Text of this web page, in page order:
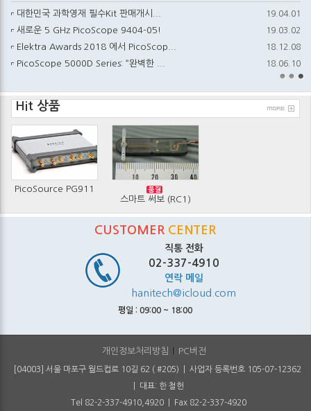
대한민국 과학영재 필수Kit 판매개시... 19.04.01
새로운 5 GHz PicoScope 9404-05! 19.03.02
Elektra Awards 2018 에서 PicoScop... 18.12.08
PicoScope 5000D Series: “완벽한 ... 18.06.10
Pico Technology, 최대 33 GHz 대역폭... 25.07.16
Pico Technology에서 25GHz 샘플러 ... 24.11.13
PicoScope 7: 향상된 성능 및 사용자...
코로나 사태로 번진 반도체 품귀 현상...
Pico Technology 사 PicoLog Cloud ...
PC 오실로스코프 최강자 탄생, Pico...
PC 오실로스코프 사용자 교육 비디오...
Hit 상품
PicoSource PG911
스마트 써보 (RC1)
CUSTOMER CENTER
직통 전화
02-337-4910
연락 메일
hanitech@icloud.com
평일 : 09:00 ~ 18:00
개인정보처리방침 PC버전
[04003] 서울 마포구 월드컵로 10길 62 ( #205) | 사업자 등록번호 105-07-12362
| 대표: 한 철헌
Tel 82-2-337-4910,4920 | Fax 82-2-337-4920